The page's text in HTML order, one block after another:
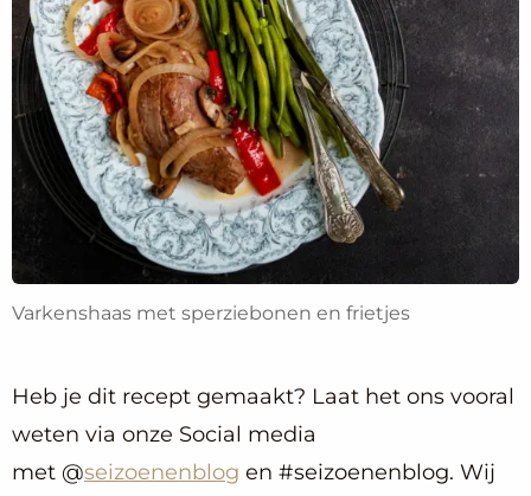
Varkenshaas met sperziebonen en frietjes
Heb je dit recept gemaakt? Laat het ons vooral
weten via onze Social media
met @seizoenenblog en #seizoenenblog. Wij